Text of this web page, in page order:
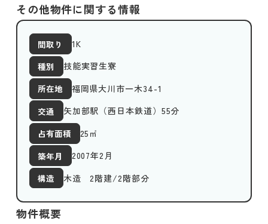
その他物件に関する情報
間取り
1K
種別
技能実習生寮
所在地
福岡県大川市一木34-1
交通
矢加部駅（西日本鉄道）55分
占有面積
25 ㎡
築年月
2007年2月
構造
木造 2階建/2階部分
物件概要